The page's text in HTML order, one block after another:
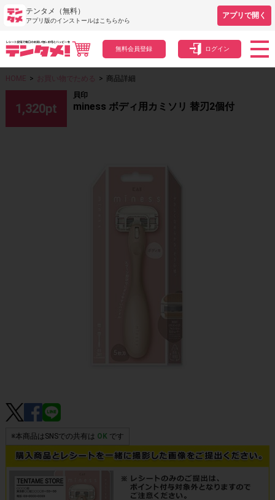
テンタメ（無料）
アプリ版のインストールはこちらから
アプリで開く
無料会員登録 ログイン
HOME > お買い物でためる > 商品詳細
1,320pt
貝印
miness ボディ用カミソリ 替刃2個付
※本商品はSNSでの共有は OKです